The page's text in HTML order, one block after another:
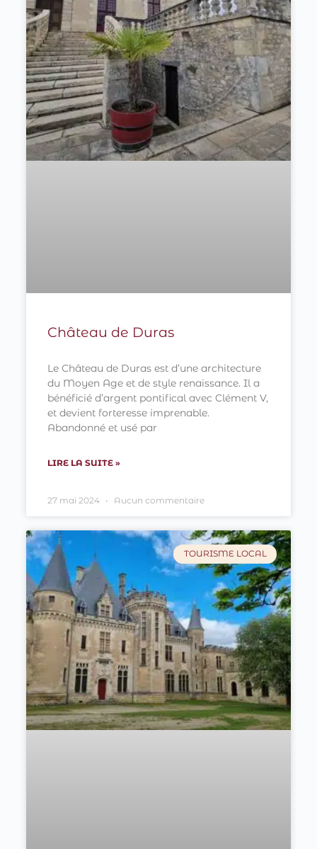
Château de Duras
Le Château de Duras est d’une architecture
du Moyen Age et de style renaissance. Il a
bénéficié d’argent pontifical avec Clément V,
et devient forteresse imprenable.
Abandonné et usé par
LIRE LA SUITE »
27 mai 2024 Aucun commentaire
TOURISME LOCAL